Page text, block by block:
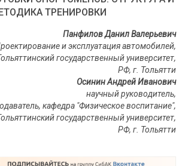
ТРЕНИРОВКИ
Панфилов Данил Валерьевич
и эксплуатация автомобилей,
государственный университет,
РФ, г. Тольятти
Осинин Андрей Иванович
научный руководитель,
кафедра "Физическое воспитание",
государственный университет,
РФ, г. Тольятти